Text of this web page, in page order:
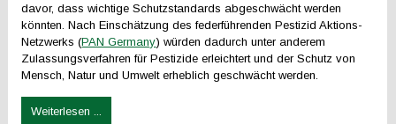
davor, dass wichtige Schutzstandards abgeschwächt werden
könnten. Nach Einschätzung des federführenden Pestizid Aktions-
Netzwerks (PAN Germany) würden dadurch unter anderem
Zulassungsverfahren für Pestizide erleichtert und der Schutz von
Mensch, Natur und Umwelt erheblich geschwächt werden.
Weiterlesen ...